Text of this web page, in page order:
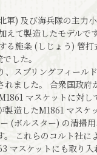
軍) 及び海兵隊の主力
えて製造したモデルで
る施条 (しじょう) 管打
した。
、スプリングフィール
ました。 合衆国政府
マスケットに対し
造したM1861 マスケッ
(ボルスター) の清掃
これらのコルト社に
マスケットにも取り入